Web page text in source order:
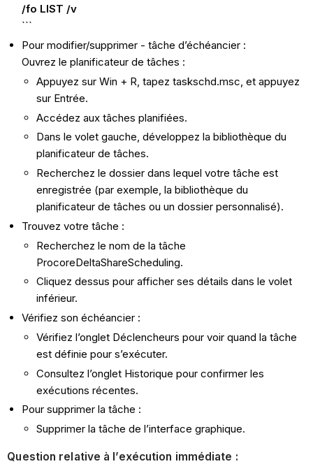
/fo LIST /v
```
Pour modifier/supprimer - tâche d’échéancier :
Ouvrez le planificateur de tâches :
Appuyez sur Win + R, tapez taskschd.msc, et appuyez
sur Entrée.
Accédez aux tâches planifiées.
Dans le volet gauche, développez la bibliothèque du
planificateur de tâches.
Recherchez le dossier dans lequel votre tâche est
enregistrée (par exemple, la bibliothèque du
planificateur de tâches ou un dossier personnalisé).
Trouvez votre tâche :
Recherchez le nom de la tâche
ProcoreDeltaShareScheduling.
Cliquez dessus pour afficher ses détails dans le volet
inférieur.
Vérifiez son échéancier :
Vérifiez l’onglet Déclencheurs pour voir quand la tâche
est définie pour s’exécuter.
Consultez l’onglet Historique pour confirmer les
exécutions récentes.
Pour supprimer la tâche :
Supprimer la tâche de l’interface graphique.
Question relative à l’exécution immédiate :